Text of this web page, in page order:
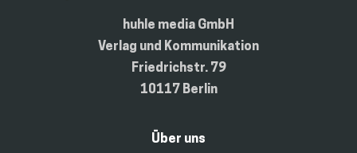
huhle media GmbH
Verlag und Kommunikation
Friedrichstr. 79
10117 Berlin
Über uns